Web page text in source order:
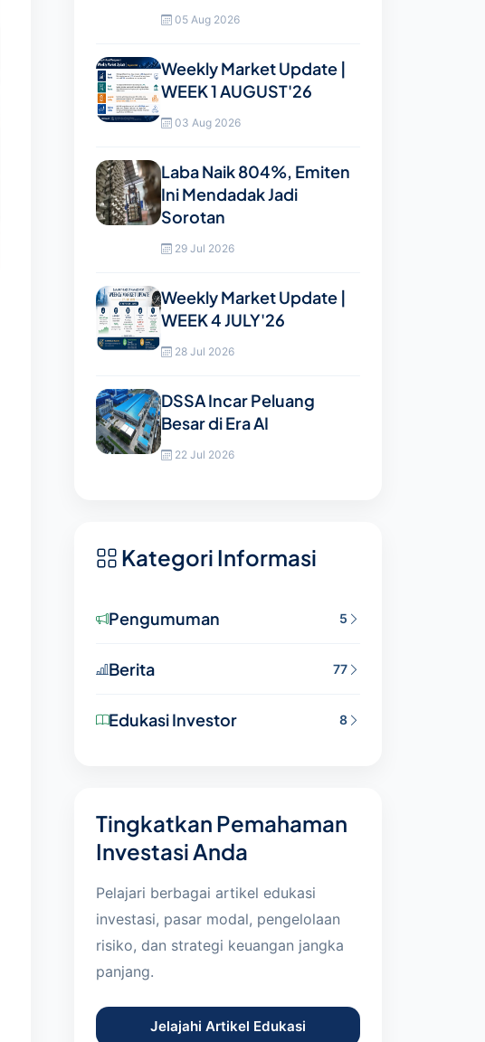
05 Aug 2026
Weekly Market Update |
WEEK 1 AUGUST'26
03 Aug 2026
Laba Naik 804%, Emiten
Ini Mendadak Jadi
Sorotan
29 Jul 2026
Weekly Market Update |
WEEK 4 JULY'26
28 Jul 2026
DSSA Incar Peluang
Besar di Era AI
22 Jul 2026
Kategori Informasi
Pengumuman 5
Berita 77
Edukasi Investor 8
Tingkatkan Pemahaman
Investasi Anda
Pelajari berbagai artikel edukasi
investasi, pasar modal, pengelolaan
risiko, dan strategi keuangan jangka
panjang.
Jelajahi Artikel Edukasi